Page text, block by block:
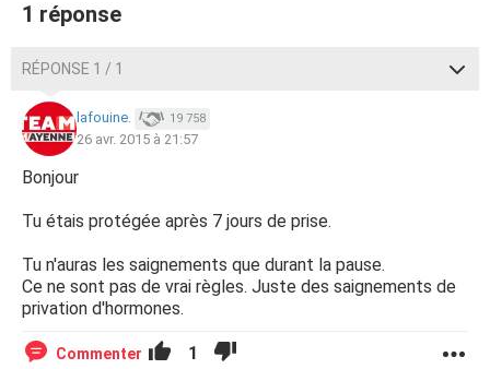
1 réponse
RÉPONSE 1 / 1
lafouine. 19 758
26 avr. 2015 à 21:57
Bonjour
Tu étais protégée après 7 jours de prise.
Tu n'auras les saignements que durant la pause.
Ce ne sont pas de vrai règles. Juste des saignements de
privation d'hormones.
Commenter 1